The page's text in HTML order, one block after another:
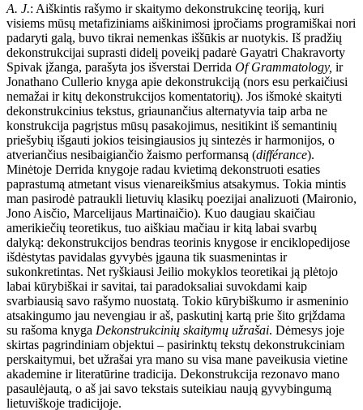
A. J.: Aiškintis rašymo ir skaitymo dekonstrukcinę teoriją, kuri
visiems mūsų metafiziniams aiškinimosi įpročiams programiškai nori
padaryti galą, buvo tikrai nemenkas iššūkis ar nuotykis. Iš pradžių
dekonstrukcijai suprasti didelį poveikį padarė Gayatri Chakravorty
Spivak įžanga, parašyta jos išverstai Derrida Of Grammatology, ir
Jonathano Cullerio knyga apie dekonstrukciją (nors esu perkaičiusi
nemažai ir kitų dekonstrukcijos komentatorių). Jos išmokė skaityti
dekonstrukcinius tekstus, griaunančius alternatyvia taip arba ne
konstrukcija pagrįstus mūsų pasakojimus, nesitikint iš semantinių
priešybių išgauti jokios teisingiausios jų sintezės ir harmonijos, o
atveriančius nesibaigiančio žaismo performansą (différance).
Minėtoje Derrida knygoje radau kvietimą dekonstruoti esaties
paprastumą atmetant visus vienareikšmius atsakymus. Tokia mintis
man pasirodė patraukli lietuvių klasikų poezijai analizuoti (Maironio,
Jono Aisčio, Marcelijaus Martinaičio). Kuo daugiau skaičiau
amerikiečių teoretikus, tuo aiškiau mačiau ir kitą labai svarbų
dalyką: dekonstrukcijos bendras teorinis knygose ir enciklopedijose
išdėstytas pavidalas gyvybės įgauna tik suasmenintas ir
sukonkretintas. Net ryškiausi Jeilio mokyklos teoretikai ją plėtojo
labai kūrybiškai ir savitai, tai paradoksaliai suvokdami kaip
svarbiausią savo rašymo nuostatą. Tokio kūrybiškumo ir asmeninio
atsakingumo jau nevengiau ir aš, paskutinį kartą prie šito grįždama
su rašoma knyga Dekonstrukcinių skaitymų užrašai. Dėmesys joje
skirtas pagrindiniam objektui – pasirinktų tekstų dekonstrukciniam
perskaitymui, bet užrašai yra mano su visa mane paveikusia vietine
akademine ir literatūrine tradicija. Dekonstrukcija rezonavo mano
pasaulėjautą, o aš jai savo tekstais suteikiau naują gyvybingumą
lietuviškoje tradicijoje.